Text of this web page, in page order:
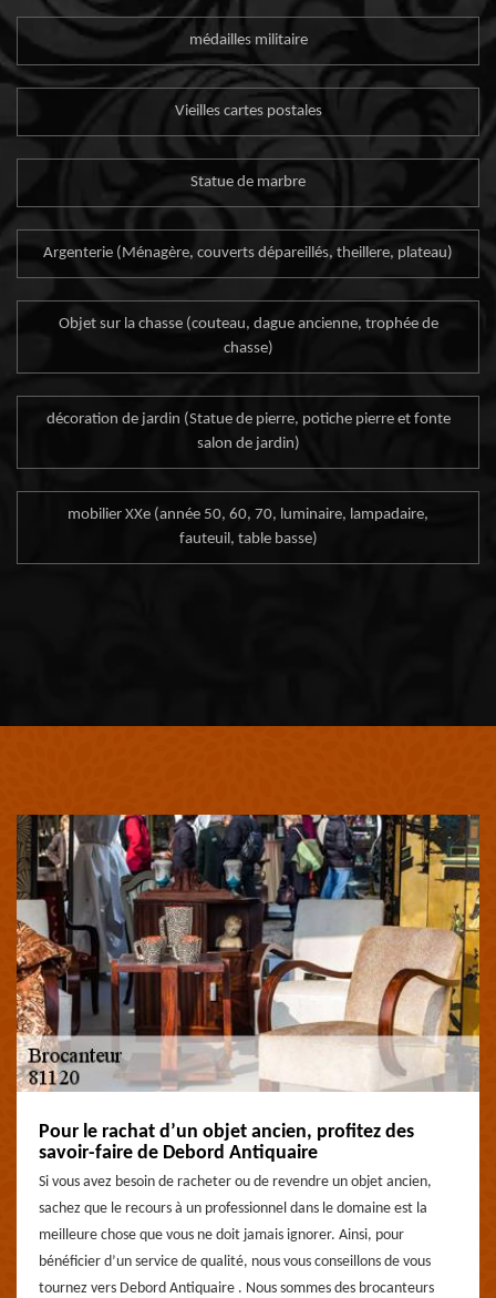
médailles militaire
Vieilles cartes postales
Statue de marbre
Argenterie (Ménagère, couverts dépareillés, theillere, plateau)
Objet sur la chasse (couteau, dague ancienne, trophée de
chasse)
décoration de jardin (Statue de pierre, potiche pierre et fonte
salon de jardin)
mobilier XXe (année 50, 60, 70, luminaire, lampadaire,
fauteuil, table basse)
Pour le rachat d’un objet ancien, profitez des
savoir-faire de Debord Antiquaire
Si vous avez besoin de racheter ou de revendre un objet ancien,
sachez que le recours à un professionnel dans le domaine est la
meilleure chose que vous ne doit jamais ignorer. Ainsi, pour
bénéficier d’un service de qualité, nous vous conseillons de vous
tournez vers Debord Antiquaire . Nous sommes des brocanteurs